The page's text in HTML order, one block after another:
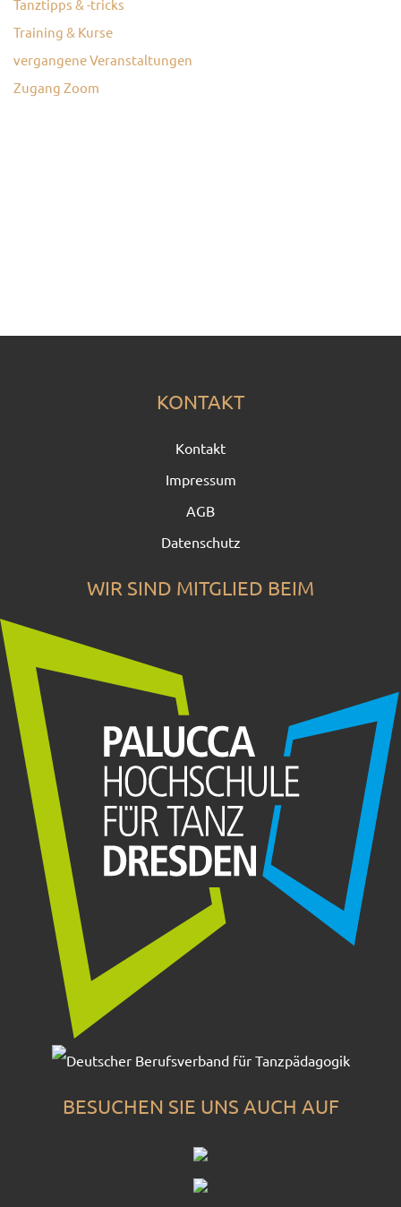
Tanztipps & -tricks
Training & Kurse
vergangene Veranstaltungen
Zugang Zoom
KONTAKT
Kontakt
Impressum
AGB
Datenschutz
WIR SIND MITGLIED BEIM
BESUCHEN SIE UNS AUCH AUF